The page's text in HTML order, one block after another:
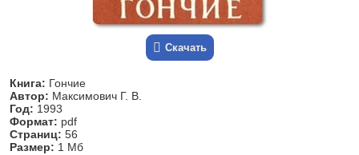
Скачать
Книга: Гончие
Автор: Максимович Г. В.
Год: 1993
Формат: pdf
Страниц: 56
Размер: 1 Мб